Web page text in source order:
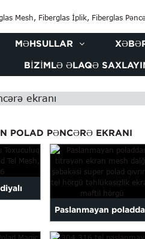
MƏHSULLAR
BIZIMLƏ ƏLAQƏ
ekranı
POLAD PƏNCƏRƏ EKRANI
30...
Paslanmayan
titrəyən ekran mesh